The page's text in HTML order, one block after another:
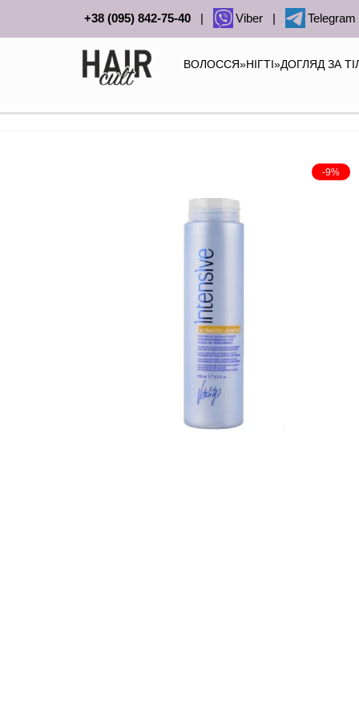
+38 (095) 842-75-40 | Viber | Telegram
ВОЛОССЯ»НІГТІ»ДОГЛЯД ЗА
-9%